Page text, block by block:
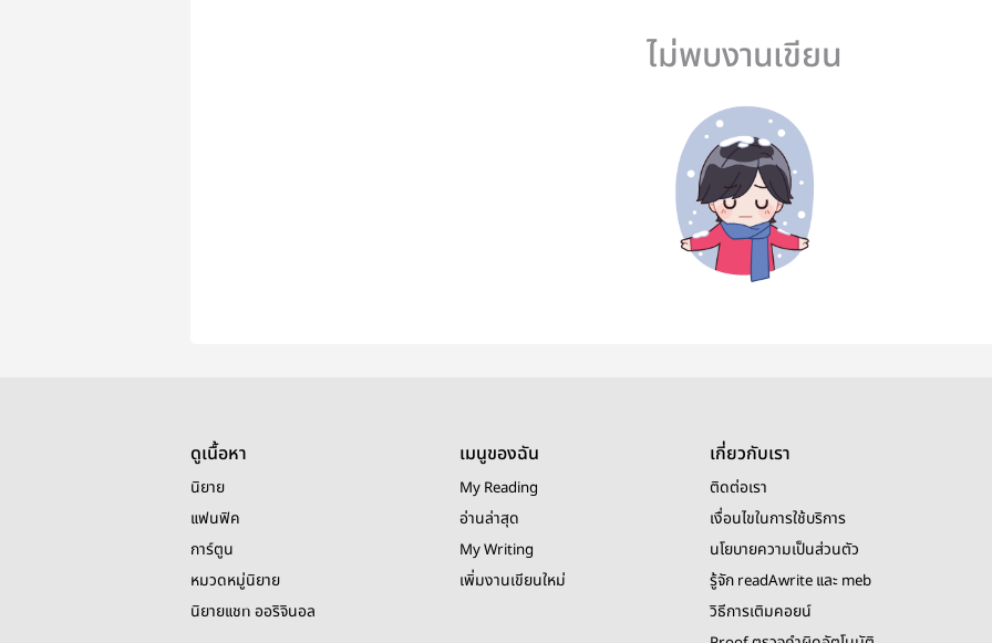
ไม่พบงานเขียน
ดูเนื้อหา
นิยาย
แฟนฟิค
การ์ตูน
หมวดหมู่นิยาย
นิยายแชท ออริจินอล
เมนูของฉัน
My Reading
อ่านล่าสุด
My Writing
เพิ่มงานเขียนใหม่
เกี่ยวกับเรา
ติดต่อเรา
เงื่อนไขในการใช้บริการ
นโยบายความเป็นส่วนตัว
รู้จัก readAwrite และ meb
วิธีการเติมคอยน์